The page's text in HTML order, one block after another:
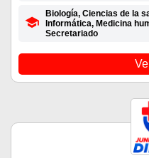
Biología, Ciencias de la
Informática, Medicina
Secretariado